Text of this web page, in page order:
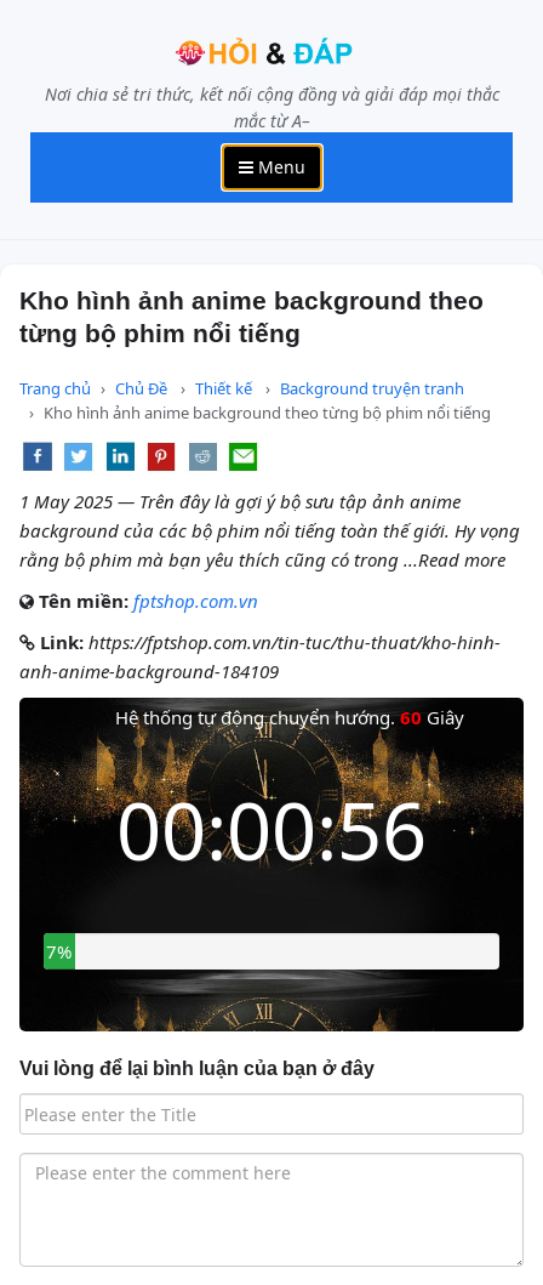
Nơi chia sẻ tri thức, kết nối cộng đồng và giải đáp mọi thắc
mắc từ A–
Menu
Kho hình ảnh anime background theo
từng bộ phim nổi tiếng
Trang chủ Chủ Đề Thiết kế
Background truyện tranh
Kho hình ảnh anime background theo từng bộ phim nổi tiếng
1 May 2025 — Trên đây là gợi ý bộ sưu tập ảnh anime
background của các bộ phim nổi tiếng toàn thế giới. Hy vọng
rằng bộ phim mà bạn yêu thích cũng có trong ...Read more
Tên miền: fptshop.com.vn
Link: https://fptshop.com.vn/tin-tuc/thu-thuat/kho-hinh-
anh-anime-background-184109
Hệ thống tự động chuyển hướng.60 Giây
Thời gian còn lại
00:00:55
9%
Vui lòng để lại bình luận của bạn ở đây